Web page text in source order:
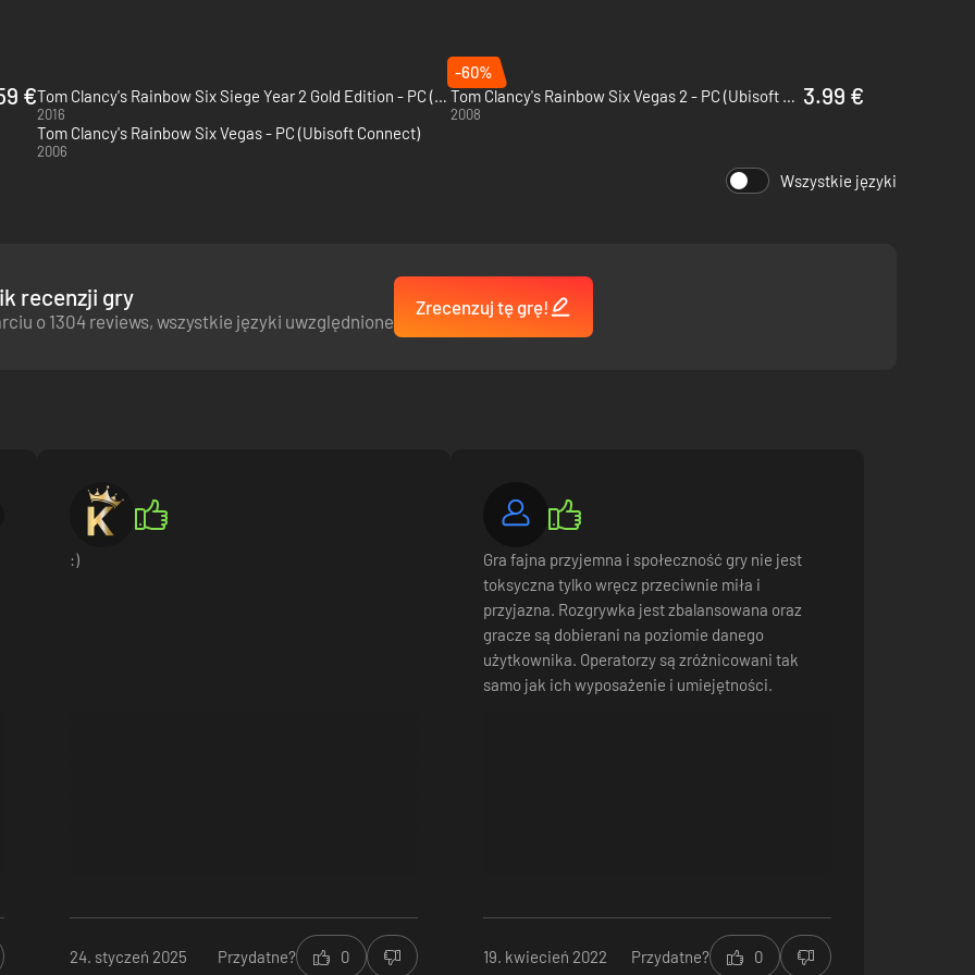
na temat pozycji wroga oraz miejsc podłożenia bomb. Koordynuj działania swojej drużyny, aby wyważać
nieoczywiste kierunki natarcia. Zaskakuj wroga, wykorzystując pionowe obszary rozgrywki – atakuj z góry, z dołu albo
€ Tom Clancy's Rainbow Six Siege Year 2 Gold Edition - PC (Ubisoft Connect)
2016
-60%
Tom Clancy's Rainbow Six Vegas 2 - PC (Ubisoft Connect)
2008
3.99 €
Tom Clancy's Rainbow Six Vegas - PC (Ubisoft Connect)
2006
Wszystkie języki
recenzji gry
o 1304 reviews, wszystkie języki uwzględnione
Zrecenzuj tę grę!
:)
24. styczeń 2025 Przydatne? 0
Gra fajna przyjemna i społeczność gry nie jest
toksyczna tylko wręcz przeciwnie miła i
przyjazna. Rozgrywka jest zbalansowana oraz
gracze są dobierani na poziomie danego
użytkownika. Operatorzy są zróżnicowani tak
samo jak ich wyposażenie i umiejętności.
19. kwiecień 2022 Przydatne? 0